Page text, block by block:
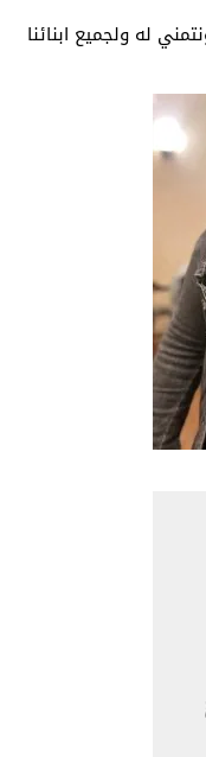
له ولجميع ابنائنا